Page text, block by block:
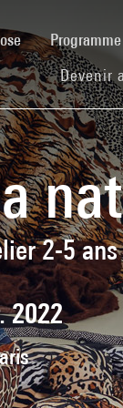
(current)
Devenir
2-5 ans
2022